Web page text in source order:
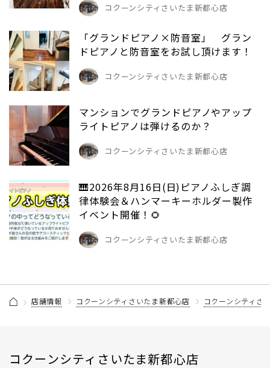
コクーンシティさいたま新都心店
「グランドピアノ×防音室」 グラン
ドピアノと防音室をお試し頂けます！
コクーンシティさいたま新都心店
マンションでグランドピアノやアップ
ライトピアノは弾けるのか？
コクーンシティさいたま新都心店
🎹2026年8月16日(日)ピアノふしぎ調
律体験会＆ハンマーキーホルダー製作
イベント開催！🌻
コクーンシティさいたま新都心店
店舗情報 コクーンシティさいたま新都心店 コクーンシティさ
コクーンシティさいたま新都心店